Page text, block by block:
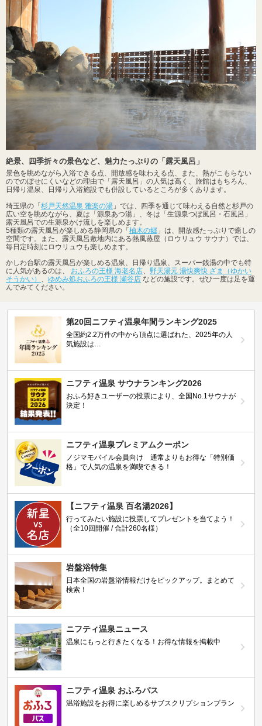
絶景、四季折々の景色など、魅力たっぷりの「露天風呂」
景色を眺めながら入浴できる点、開放感を味わえる点、また、熱がこもらない
のでのぼせにくいなどの理由で「露天風呂」の人気は高く、旅館はもちろん、
日帰り温泉、日帰り入浴施設でも併設しているところが多くあります。
埼玉県の「 杉戸天然温泉 雅楽の湯 」では、四季を通じて味わえる自然と杉戸の
広い空を眺めながら、夏は「源泉あつ湯」、冬は「生源泉つぼ風呂・石風呂」
露天風呂での生源泉かけ流しを楽しめます。
5種類の露天風呂が楽しめる静岡県の「 柚木の郷 」は、開放感たっぷりで癒しの
空間です。また、露天風呂敷地内にある熱風蒸屋（ロウリュウ サウナ）では、
毎日定時刻にロウリュウも楽しめます。
かしわ台駅の露天風呂が楽しめる温泉、日帰り温泉、スーパー銭湯の中でも特
に人気があるのは、 おふろの王様 海老名店、 野天湯元 湯快爽快 ざま（ゆかい
そうかい） 、 ゆめみ処おふろの王様 瀬谷店 などの施設です。ぜひ一度は足を運
んでみてください。
第20回ニフティ温泉年間ランキング2025
全国約2.2万件の中から頂点に選ばれた、2025年の人
気施設は…
ニフティ温泉 サウナランキング2026
おふろ好きユーザーの投票により、全国No.1サウナが
決定！
ニフティ温泉プレミアムクーポン
ノジマモバイル会員向け 通常よりもお得な「特別価
格」で人気の温泉を満喫できる！
【ニフティ温泉 百名湯2026】
行ってみたい施設に投票してプレゼントを当てよう！
（全10回開催 / 合計260名様）
岩盤浴特集
日本全国の岩盤浴情報だけをピックアップ。まとめて
検索！
ニフティ温泉ニュース
温泉にもっと行きたくなる！お得な情報を掲載中
ニフティ温泉 おふろパス
温浴施設をお得に楽しめるサブスクリプションプラン